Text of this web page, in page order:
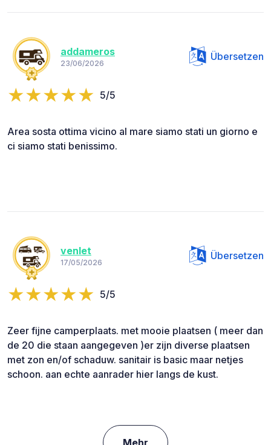
addameros
23/06/2026
Übersetzen
5/5
Area sosta ottima vicino al mare siamo stati un giorno e
ci siamo stati benissimo.
venlet
17/05/2026
Übersetzen
5/5
Zeer fijne camperplaats. met mooie plaatsen ( meer dan
de 20 die staan aangegeven )er zijn diverse plaatsen
met zon en/of schaduw. sanitair is basic maar netjes
schoon. aan echte aanrader hier langs de kust.
Mehr